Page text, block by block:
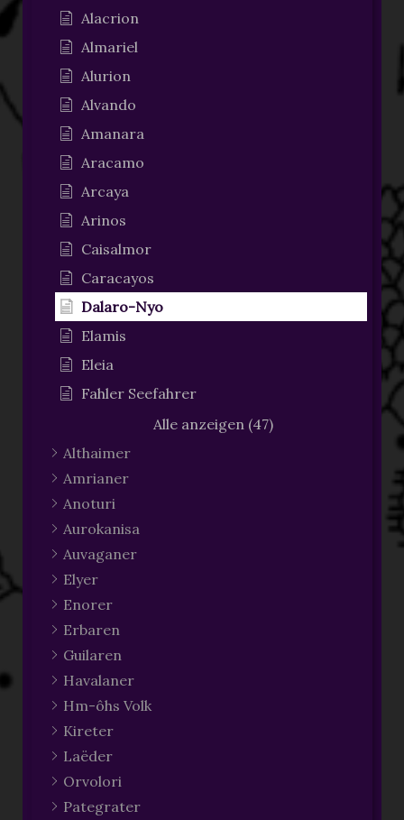
Alacrion
Almariel
Alurion
Alvando
Amanara
Aracamo
Arcaya
Arinos
Caisalmor
Caracayos
Dalaro-Nyo
Elamis
Eleia
Fahler Seefahrer
Alle anzeigen (47)
Althaimer
Amrianer
Anoturi
Aurokanisa
Auvaganer
Elyer
Enorer
Erbaren
Guilaren
Havalaner
Hm-ôhs Volk
Kireter
Laëder
Orvolori
Pategrater